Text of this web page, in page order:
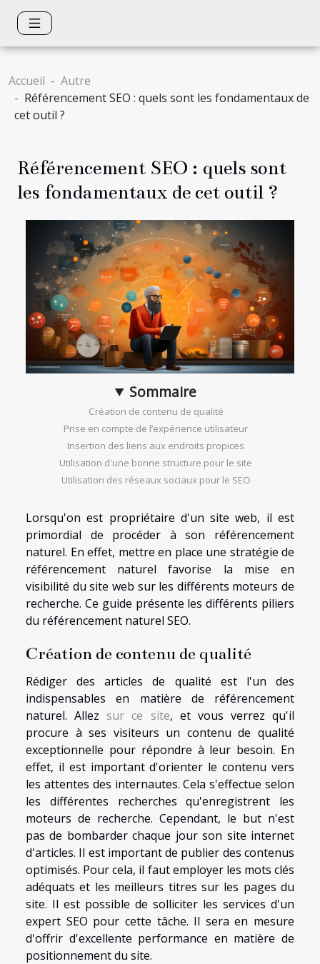
Accueil
Autre
Référencement SEO : quels sont les fondamentaux de
cet outil ?
Référencement SEO : quels sont
les fondamentaux de cet outil ?
Sommaire
Création de contenu de qualité
Prise en compte de l’expérience utilisateur
Insertion des liens aux endroits propices
Utilisation d'une bonne structure pour le site
Utilisation des réseaux sociaux pour le SEO
Lorsqu'on est propriétaire d'un site web, il est
primordial de procéder à son référencement
naturel. En effet, mettre en place une stratégie de
référencement naturel favorise la mise en
visibilité du site web sur les différents moteurs de
recherche. Ce guide présente les différents piliers
du référencement naturel SEO.
Création de contenu de qualité
Rédiger des articles de qualité est l'un des
indispensables en matière de référencement
naturel. Allezsur ce site, et vous verrez qu'il
procure à ses visiteurs un contenu de qualité
exceptionnelle pour répondre à leur besoin. En
effet, il est important d'orienter le contenu vers
les attentes des internautes. Cela s'effectue selon
les différentes recherches qu'enregistrent les
moteurs de recherche. Cependant, le but n'est
pas de bombarder chaque jour son site internet
d'articles. Il est important de publier des contenus
optimisés. Pour cela, il faut employer les mots clés
adéquats et les meilleurs titres sur les pages du
site. Il est possible de solliciter les services d'un
expert SEO pour cette tâche. Il sera en mesure
d'offrir d'excellente performance en matière de
positionnement du site.